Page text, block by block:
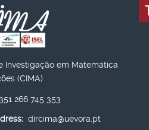
Investigação em Matemática
(CIMA)
266 745 353
dircima@uevora.pt